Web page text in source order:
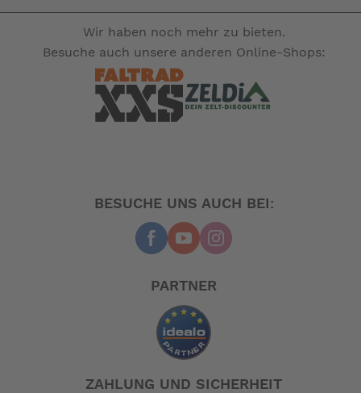
Wir haben noch mehr zu bieten.
Besuche auch unsere anderen Online-Shops:
BESUCHE UNS AUCH BEI:
PARTNER
ZAHLUNG UND SICHERHEIT